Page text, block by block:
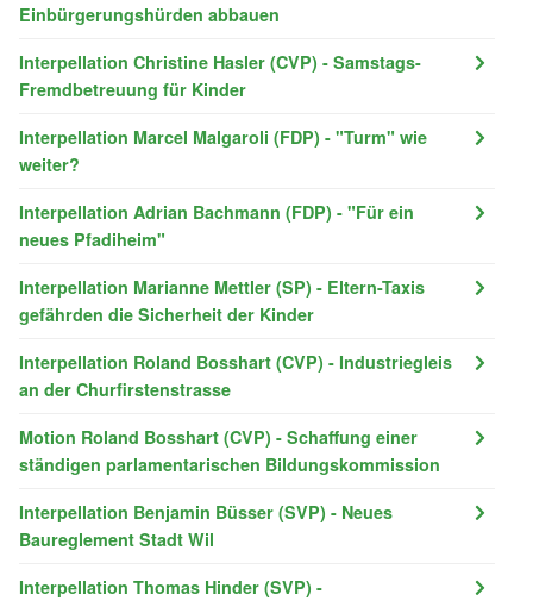
Einbürgerungshürden abbauen
Interpellation Christine Hasler (CVP) - Samstags-
Fremdbetreuung für Kinder
Interpellation Marcel Malgaroli (FDP) - "Turm" wie
weiter?
Interpellation Adrian Bachmann (FDP) - "Für ein
neues Pfadiheim"
Interpellation Marianne Mettler (SP) - Eltern-Taxis
gefährden die Sicherheit der Kinder
Interpellation Roland Bosshart (CVP) - Industriegleis
an der Churfirstenstrasse
Motion Roland Bosshart (CVP) - Schaffung einer
ständigen parlamentarischen Bildungskommission
Interpellation Benjamin Büsser (SVP) - Neues
Baureglement Stadt Wil
Interpellation Thomas Hinder (SVP) -